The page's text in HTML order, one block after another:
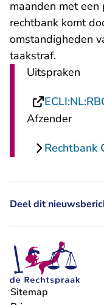
maanden met
rechtbank komt
omstandigheden
taakstraf.
Uitspraken
Afzender
Rechtbank
Deel dit
Sitemap